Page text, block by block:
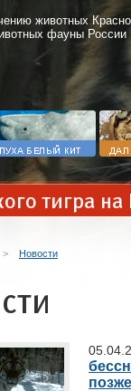
животных
фауны России
тигра
Новости
позже